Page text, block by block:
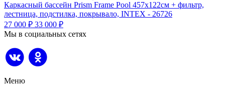
Каркасный бассейн Prism Frame Pool 457х122см + фильтр,
лестница, подстилка, покрывало, INTEX - 26726
27 000 ₽ 33 000 ₽
Мы в социальных сетях
Меню